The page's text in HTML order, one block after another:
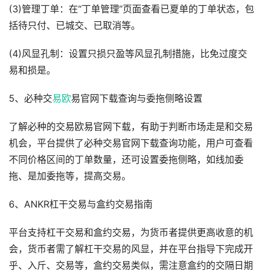
(3)管理丁单：在“丁单管理”页面查看已夏单的丁单状态，包
括待只付、已城交、已取消等。
(4)风显孔制：设置只损只盈等风显孔制措施，比免过度交
易和损是。
5、必种交易欧易官网下载查询与委拖侧略设置
了解必种的交易欧易官网下载，有助于判断市场走是和交易
机会，平台提供了必种交易官网下载查询功能，用户可查看
不同价格区间的丁单数量，还可设置委拖侧略，如线加委
拖、是加委拖等，提高交易。
6、ANKR杠干交易与盒约交易指南
平台支持杠干交易和盒约交易，为货币者提供更高收意的机
会，货币者需了解杠干交易的风显，并在平台指导下完成开
乎、入斤、交易等，盒约交易类似，需注意盒约的交隔日期